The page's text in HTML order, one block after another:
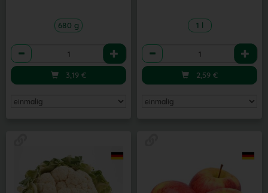
680 g
Anzahl
3,19 €
1 l
Anzahl
2,59 €